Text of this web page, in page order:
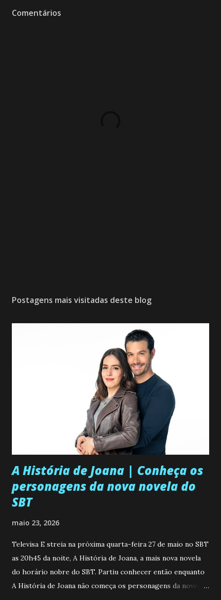
Comentários
Postagens mais visitadas deste blog
A História de Joana | Conheça os
personagens da nova novela do
SBT
maio 23, 2026
Televisa E streia na próxima quarta-feira 27 de maio no SBT
as 20h45 da noite, A História de Joana, a mais nova novela
do horário nobre do SBT. Partiu conhecer então enquanto
A História de Joana não começa os personagens da novela?